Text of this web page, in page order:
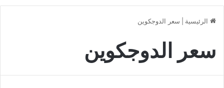
الرئيسية سعر الدوجكوين
سعر الدوجكوين